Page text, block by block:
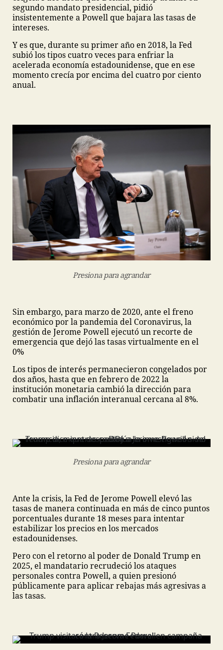
segundo mandato presidencial, pidió
insistentemente a Powell que bajara las tasas de
intereses.
Y es que, durante su primer año en 2018, la Fed
subió los tipos cuatro veces para enfriar la
acelerada economía estadounidense, que en ese
momento crecía por encima del cuatro por ciento
anual.
Presiona para agrandar
Sin embargo, para marzo de 2020, ante el freno
económico por la pandemia del Coronavirus, la
gestión de Jerome Powell ejecutó un recorte de
emergencia que dejó las tasas virtualmente en el
0%
Los tipos de interés permanecieron congelados por
dos años, hasta que en febrero de 2022 la
institución monetaria cambió la dirección para
combatir una inflación interanual cercana al 8%.
Presiona para agrandar
Ante la crisis, la Fed de Jerome Powell elevó las
tasas de manera continuada en más de cinco puntos
porcentuales durante 18 meses para intentar
estabilizar los precios en los mercados
estadounidenses.
Pero con el retorno al poder de Donald Trump en
2025, el mandatario recrudeció los ataques
personales contra Powell, a quien presionó
públicamente para aplicar rebajas más agresivas a
las tasas.